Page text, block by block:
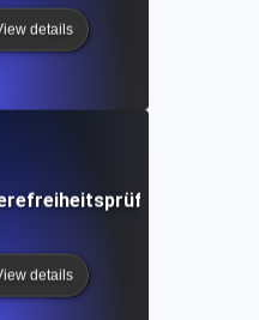
details
details